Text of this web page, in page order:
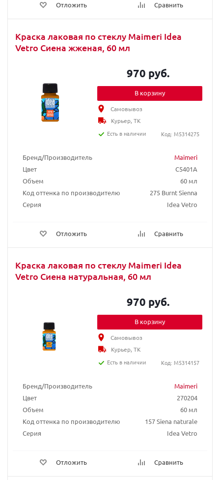
Отложить Сравнить
Краска лаковая по стеклу Maimeri Idea
Vetro Сиена жженая, 60 мл
Бренд/Производитель
Maimeri
Цвет
C5401A
Объем
60 мл
Код оттенка по производителю
275 Burnt Sienna
Серия
Idea Vetro
Отложить Сравнить
970 руб.
В корзину
Самовывоз
Курьер, ТК
Есть в наличии
Код: M5314275
Краска лаковая по стеклу Maimeri Idea
Vetro Сиена натуральная, 60 мл
Бренд/Производитель
Maimeri
Цвет
270204
Объем
60 мл
Код оттенка по производителю
157 Siena naturale
Серия
Idea Vetro
Отложить Сравнить
970 руб.
В корзину
Самовывоз
Курьер, ТК
Есть в наличии
Код: M5314157